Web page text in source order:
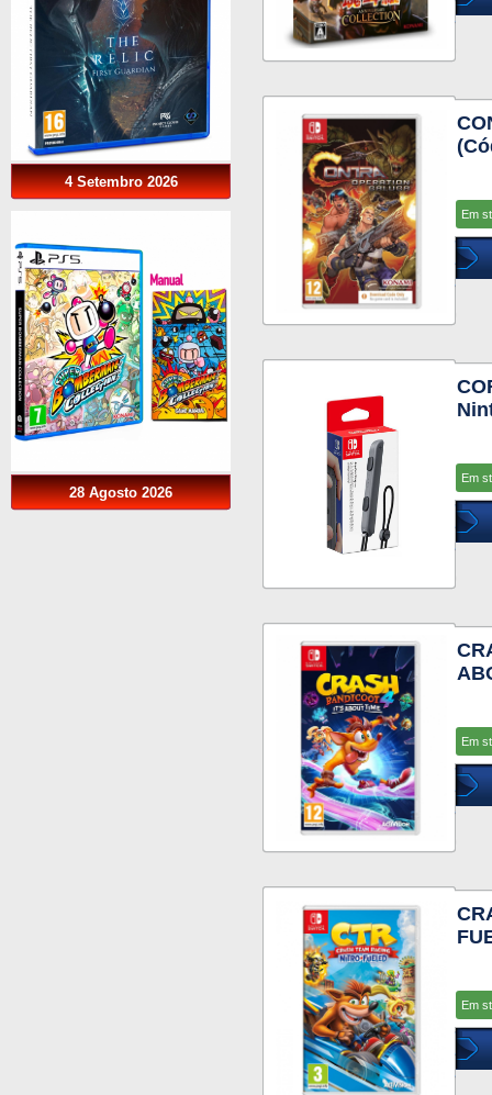
4 Setembro 2026
28 Agosto 2026
Em
Em
Em
Em